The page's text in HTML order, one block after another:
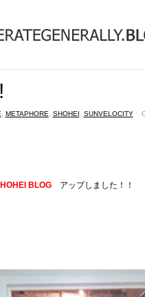
METAPHORE SHOHEI SUNVELOCITYˑ
BLOGアップしました！！